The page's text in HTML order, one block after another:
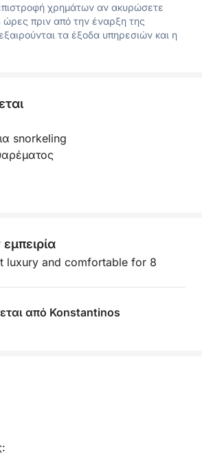
χρημάτων αν ακυρώσετε
ώρες πριν από την έναρξη της
τα έξοδα υπηρεσιών και η
snorkeling
luxury and comfortable for 8
από Konstantinos